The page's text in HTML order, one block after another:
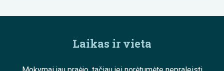
Laikas ir vieta